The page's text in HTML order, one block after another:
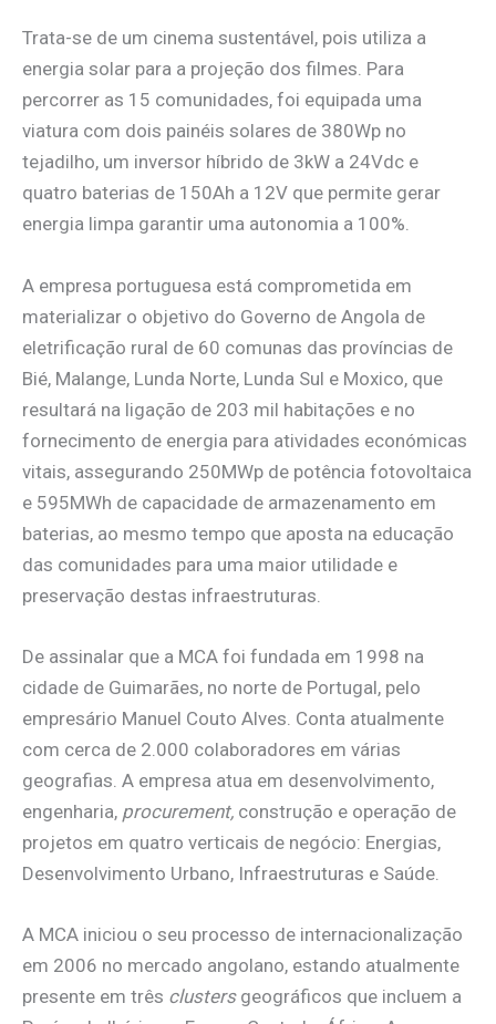
Trata-se de um cinema sustentável, pois utiliza a
energia solar para a projeção dos filmes. Para
percorrer as 15 comunidades, foi equipada uma
viatura com dois painéis solares de 380Wp no
tejadilho, um inversor híbrido de 3kW a 24Vdc e
quatro baterias de 150Ah a 12V que permite gerar
energia limpa garantir uma autonomia a 100%.
A empresa portuguesa está comprometida em
materializar o objetivo do Governo de Angola de
eletrificação rural de 60 comunas das províncias de
Bié, Malange, Lunda Norte, Lunda Sul e Moxico, que
resultará na ligação de 203 mil habitações e no
fornecimento de energia para atividades económicas
vitais, assegurando 250MWp de potência fotovoltaica
e 595MWh de capacidade de armazenamento em
baterias, ao mesmo tempo que aposta na educação
das comunidades para uma maior utilidade e
preservação destas infraestruturas.
De assinalar que a MCA foi fundada em 1998 na
cidade de Guimarães, no norte de Portugal, pelo
empresário Manuel Couto Alves. Conta atualmente
com cerca de 2.000 colaboradores em várias
geografias. A empresa atua em desenvolvimento,
engenharia, procurement, construção e operação de
projetos em quatro verticais de negócio: Energias,
Desenvolvimento Urbano, Infraestruturas e Saúde.
A MCA iniciou o seu processo de internacionalização
em 2006 no mercado angolano, estando atualmente
presente em três clustersgeográficos que incluem a